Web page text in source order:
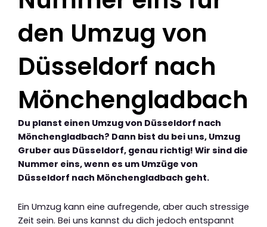
den Umzug von
Düsseldorf nach
Mönchengladbach
Du planst einen Umzug von Düsseldorf nach
Mönchengladbach? Dann bist du bei uns, Umzug
Gruber aus Düsseldorf, genau richtig! Wir sind die
Nummer eins, wenn es um Umzüge von
Düsseldorf nach Mönchengladbach geht.
Ein Umzug kann eine aufregende, aber auch stressige
Zeit sein. Bei uns kannst du dich jedoch entspannt